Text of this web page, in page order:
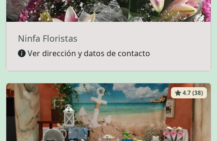
Ninfa Floristas
Ver dirección y datos de contacto
4.7 (38)